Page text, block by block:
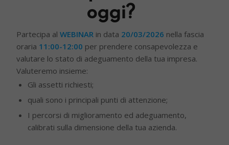
oggi?
Partecipa alWEBINAR in data 20/03/2026 nella fascia
oraria 11:00-12:00 per prendere consapevolezza e
valutare lo stato di adeguamento della tua impresa.
Valuteremo insieme:
Gli assetti richiesti;
quali sono i principali punti di attenzione;
I percorsi di miglioramento ed adeguamento,
calibrati sulla dimensione della tua azienda.